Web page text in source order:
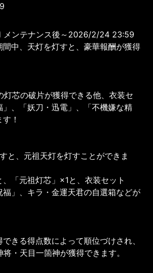
メンテナンス後～2026/2/24 23:59
間中、天灯を灯すと、豪華報酬が獲得
灯芯の破片が獲得できる他、衣装セ
」、「妖刀・迅電」、「不機嫌な精
！
と、元祖天灯を灯すことができま
「元祖灯芯」×1と、衣装セット
福」、キラ・金運天君の自選箱などが
きる得点数によって順位づけされ、
・天目一箇神が獲得できます。